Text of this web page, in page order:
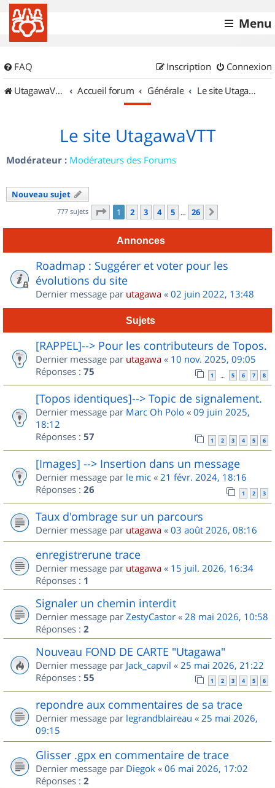
Menu
FAQ Connexion
Inscription
UtagawaVTT (Randos VTT et VTTAE avec traces GPS)
Accueil forum Générale Le site UtagawaVTT
Le site UtagawaVTT
Modérateur : Modérateurs des Forums
Nouveau sujet
777 sujets Page 1sur
1 2 3 4 5 … 26
Annonces
Roadmap : Suggérer et voter pour les
évolutions du site
Dernier message par utagawa « 02 juin 2022, 13:48
Sujets
[RAPPEL]--> Pour les contributeurs de Topos.
Dernier message par utagawa « 10 nov. 2025, 09:05
Réponses : 75 1 … 5 6 7 8
[Topos identiques]--> Topic de signalement.
Dernier message par Marc Oh Polo « 09 juin 2025,
18:12
Réponses : 57 1 2 3 4 5 6
[Images] --> Insertion dans un message
Dernier message par le mic « 21 févr. 2024, 18:16
Réponses : 26 1 2 3
Taux d'ombrage sur un parcours
Dernier message par utagawa « 03 août 2026, 08:16
enregistrerune trace
Dernier message par utagawa « 15 juil. 2026, 16:34
Réponses : 1
Signaler un chemin interdit
Dernier message par ZestyCastor « 28 mai 2026, 10:58
Réponses : 2
Nouveau FOND DE CARTE "Utagawa"
Dernier message par Jack_capvil « 25 mai 2026, 21:22
Réponses : 55 1 2 3 4 5 6
repondre aux commentaires de sa trace
Dernier message par legrandblaireau « 25 mai 2026,
09:15
Glisser .gpx en commentaire de trace
Dernier message par Diegok « 06 mai 2026, 17:02
Réponses : 2